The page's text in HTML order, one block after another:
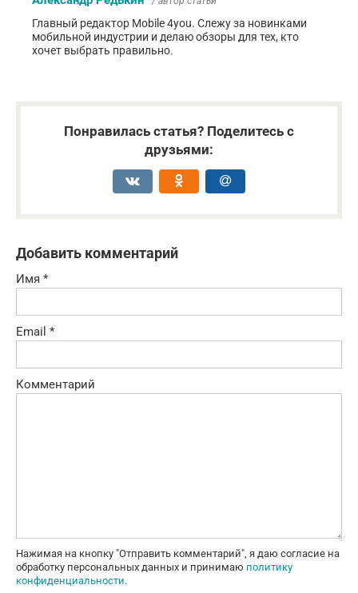
Главный редактор Mobile 4you. Слежу за новинками
мобильной индустрии и делаю обзоры для тех, кто
хочет выбрать правильно.
Понравилась статья? Поделитесь с
друзьями:
Добавить комментарий
Имя *
Email *
Комментарий
Нажимая на кнопку "Отправить комментарий", я даю согласие на
обработку персональных данных и принимаю политику
конфиденциальности.